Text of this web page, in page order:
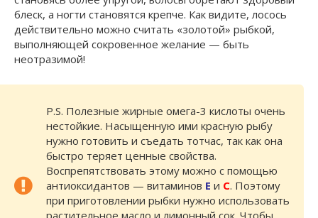
блеск, а ногти становятся крепче. Как видите, лосось
действительно можно считать «золотой» рыбкой,
выполняющей сокровенное желание — быть
неотразимой!
P.S. Полезные жирные омега-3 кислоты очень
нестойкие. Насыщенную ими красную рыбу
нужно готовить и съедать тотчас, так как она
быстро теряет ценные свойства.
Воспрепятствовать этому можно с помощью
антиоксидантов — витаминов Е и С. Поэтому
при приготовлении рыбки нужно использовать
растительное масло и лимонный сок. Чтобы